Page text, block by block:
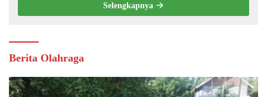
Selengkapnya
Berita Olahraga